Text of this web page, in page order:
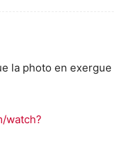
la photo en exergue
watch?